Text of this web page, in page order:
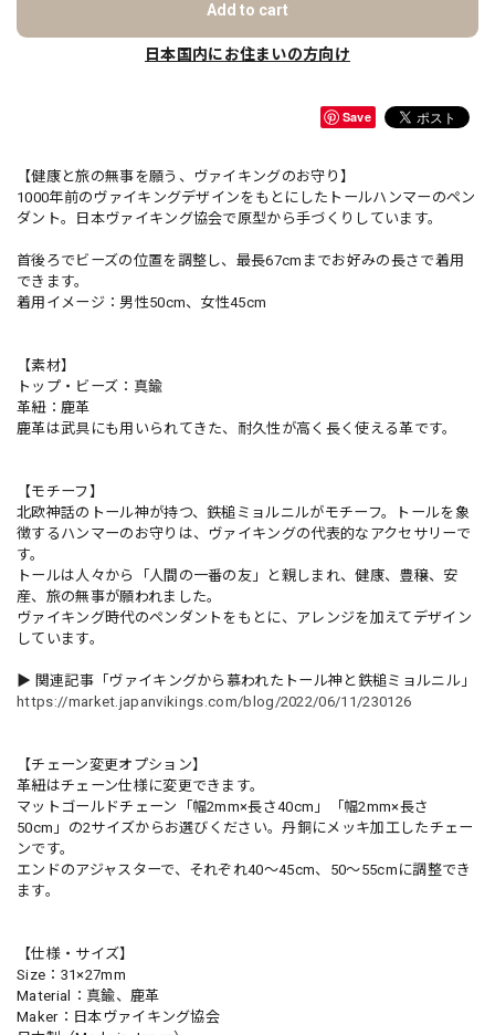
Add to cart
日本国内にお住まいの方向け
Save
【健康と旅の無事を願う、ヴァイキングのお守り】
1000年前のヴァイキングデザインをもとにしたトールハンマーのペン
ダント。日本ヴァイキング協会で原型から手づくりしています。
首後ろでビーズの位置を調整し、最長67cmまでお好みの長さで着用
できます。
着用イメージ：男性50cm、女性45cm
【素材】
トップ・ビーズ：真鍮
革紐：鹿革
鹿革は武具にも用いられてきた、耐久性が高く長く使える革です。
【モチーフ】
北欧神話のトール神が持つ、鉄槌ミョルニルがモチーフ。トールを象
徴するハンマーのお守りは、ヴァイキングの代表的なアクセサリーで
す。
トールは人々から「人間の一番の友」と親しまれ、健康、豊穣、安
産、旅の無事が願われました。
ヴァイキング時代のペンダントをもとに、アレンジを加えてデザイン
しています。
▶︎ 関連記事「ヴァイキングから慕われたトール神と鉄槌ミョルニル」
https://market.japanvikings.com/blog/2022/06/11/230126
【チェーン変更オプション】
革紐はチェーン仕様に変更できます。
マットゴールドチェーン「幅2mm×長さ40cm」「幅2mm×長さ
50cm」の2サイズからお選びください。丹銅にメッキ加工したチェー
ンです。
エンドのアジャスターで、それぞれ40〜45cm、50〜55cmに調整でき
ます。
【仕様・サイズ】
Size：31×27mm
Material：真鍮、鹿革
Maker：日本ヴァイキング協会